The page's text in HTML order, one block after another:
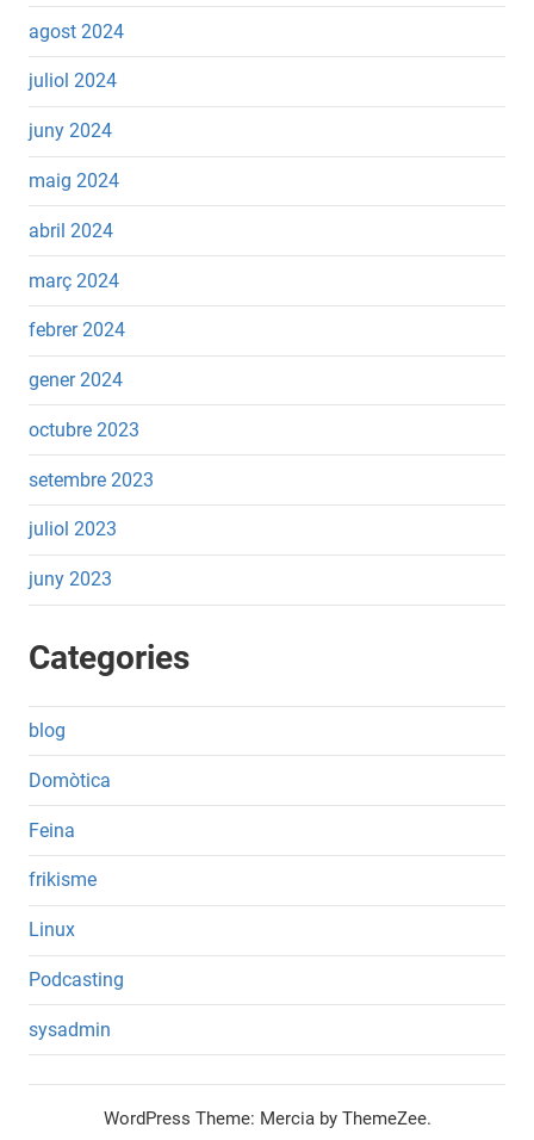
agost 2024
juliol 2024
juny 2024
maig 2024
abril 2024
març 2024
febrer 2024
gener 2024
octubre 2023
setembre 2023
juliol 2023
juny 2023
Categories
blog
Domòtica
Feina
frikisme
Linux
Podcasting
sysadmin
WordPress Theme: Mercia by ThemeZee.